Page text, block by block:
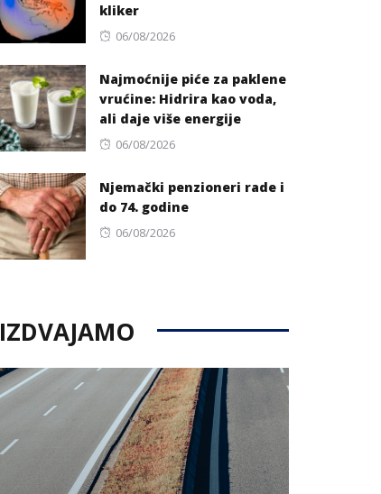
kliker
Posted
06/08/2026
Najmoćnije piće za paklene
vrućine: Hidrira kao voda,
ali daje više energije
Posted
06/08/2026
Njemački penzioneri rade i
do 74. godine
Posted
06/08/2026
IZDVAJAMO